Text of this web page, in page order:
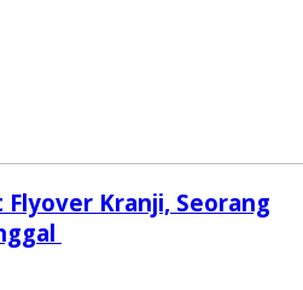
Kranji, Seorang